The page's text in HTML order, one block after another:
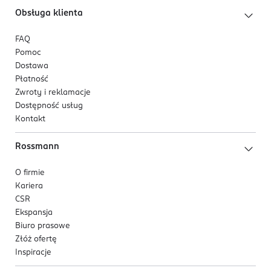
Obsługa klienta
FAQ
Pomoc
Dostawa
Płatność
Zwroty i reklamacje
Dostępność usług
Kontakt
Rossmann
O firmie
Kariera
CSR
Ekspansja
Biuro prasowe
Złóż ofertę
Inspiracje